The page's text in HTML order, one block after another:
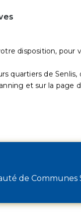
disposition, pour
quartiers de Senlis,
et sur la page
de Communes